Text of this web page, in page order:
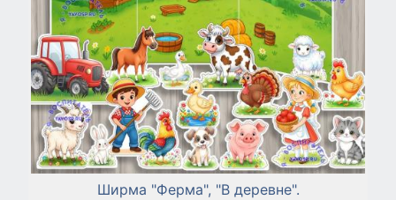
Ширма "Ферма", "В деревне".